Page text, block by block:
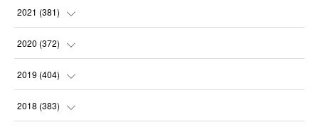
(30
(31
(30
(31
(31
(30
(31
(31
(31
(31
2021 (381)
(35
(37
(31
2020 (372)
(32
(32
2019 (404)
(35
2018 (383)